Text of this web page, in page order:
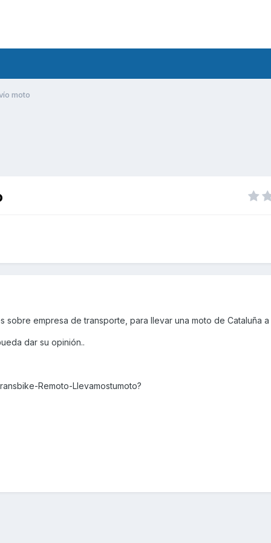
moto
sobre empresa de transporte, para llevar una moto de Cataluña a
dar su opinión..
Remoto-Llevamostumoto?